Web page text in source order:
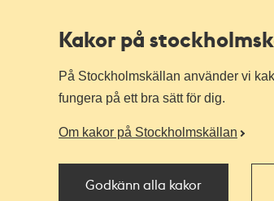
Kakor på
På Stockholmskällan använder vi
fungera på ett bra sätt för dig.
Om kakor på Stockholmskällan
Godkänn alla kakor